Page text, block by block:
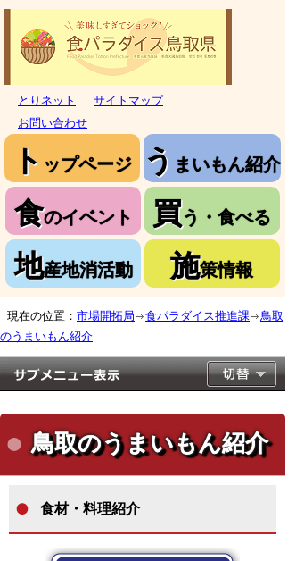
とりネット
サイトマップ
お問い合わせ
ト ップページ う まいもん紹介
食のイベント 買う・食べる
地産地消活動 施策情報
現在の位置： 市場開拓局 食パラダイス推進課
鳥取
のうまいもん紹介
鳥取のうまいもん紹介
食材・料理紹介